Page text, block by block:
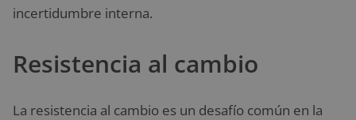
incertidumbre interna.
Resistencia al cambio
La resistencia al cambio es un desafío común en la